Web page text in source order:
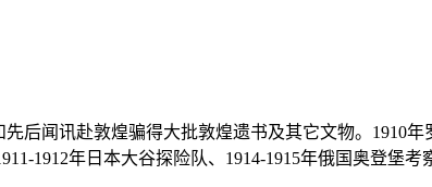
后闻讯赴敦煌骗得大批敦煌遗书及其它文物。1910
1912年日本大谷探险队、1914-1915年俄国奥登堡考